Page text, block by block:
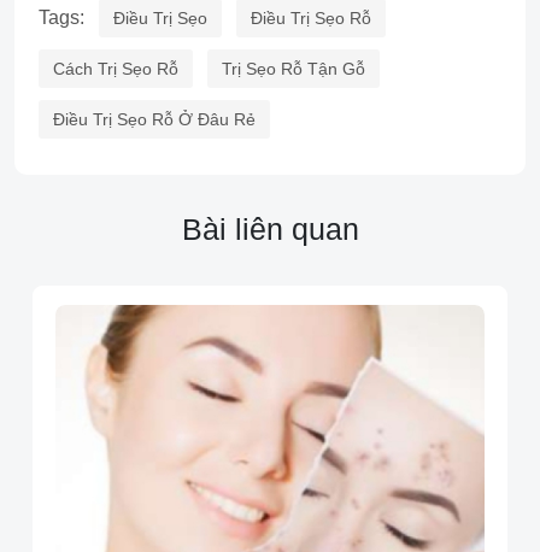
Tags: Điều Trị Sẹo Điều Trị Sẹo Rỗ
Cách Trị Sẹo Rỗ Trị Sẹo Rỗ Tận Gỗ
Điều Trị Sẹo Rỗ Ở Đâu Rẻ
Bài liên quan